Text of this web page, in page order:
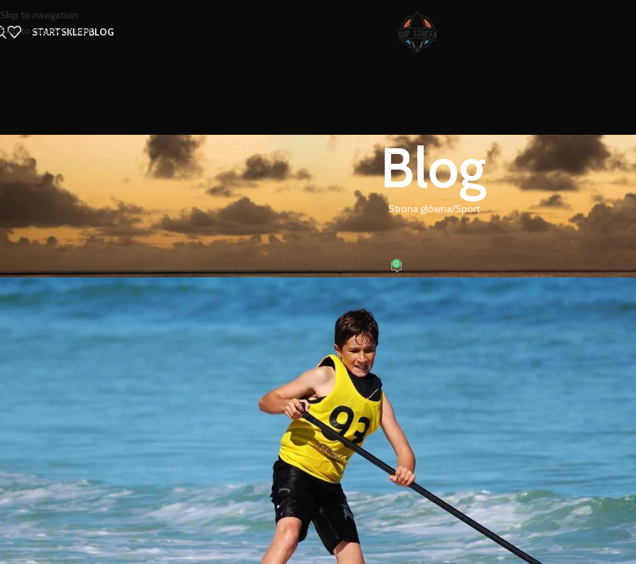
Skip to navigation
Skip to main content
STARTSKLEPBLOG
Blog
Strona główna Sport
SPORT
SUP dla dzieci: czy to dobry pomysł?
Autor BartekWł. 10 marca, 2025 0